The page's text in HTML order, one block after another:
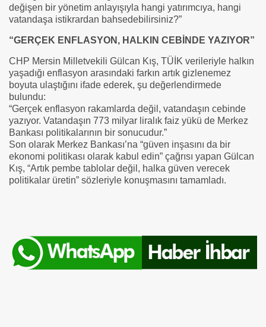
değişen bir yönetim anlayışıyla hangi yatırımcıya, hangi
vatandaşa istikrardan bahsedebilirsiniz?”
“GERÇEK ENFLASYON, HALKIN CEBİNDE YAZIYOR”
CHP Mersin Milletvekili Gülcan Kış, TÜİK verileriyle halkın
yaşadığı enflasyon arasındaki farkın artık gizlenemez
boyuta ulaştığını ifade ederek, şu değerlendirmede
bulundu:
“Gerçek enflasyon rakamlarda değil, vatandaşın cebinde
yazıyor. Vatandaşın 773 milyar liralık faiz yükü de Merkez
Bankası politikalarının bir sonucudur.”
Son olarak Merkez Bankası’na “güven inşasını da bir
ekonomi politikası olarak kabul edin” çağrısı yapan Gülcan
Kış, “Artık pembe tablolar değil, halka güven verecek
politikalar üretin” sözleriyle konuşmasını tamamladı.